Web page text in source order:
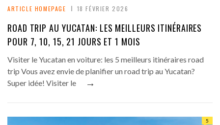
ARTICLE HOMEPAGE 18 FÉVRIER 2026
ROAD TRIP AU YUCATAN: LES MEILLEURS ITINÉRAIRES
POUR 7, 10, 15, 21 JOURS ET 1 MOIS
Visiter le Yucatan en voiture: les 5 meilleurs itinéraires road
trip Vous avez envie de planifier un road trip au Yucatan?
Super idée! Visiter le
→
5